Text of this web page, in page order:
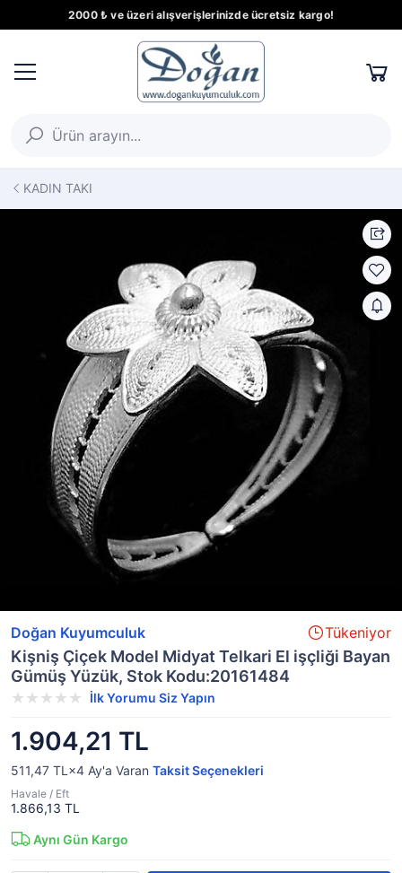
2000 ₺ ve üzeri alışverişlerinizde ücretsiz kargo!
KADIN TAKI
Doğan Kuyumculuk Tükeniyor
Kişniş Çiçek Model Midyat Telkari El işçliği Bayan
Gümüş Yüzük, Stok Kodu:20161484
İlk Yorumu Siz Yapın
1.904,21 TL
511,47 TL×4 Ay'a Varan Taksit Seçenekleri
Havale / Eft
1.866,13 TL
Aynı Gün Kargo